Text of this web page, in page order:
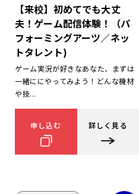
【来校】初めてでも大丈
夫！ゲーム配信体験！（パ
フォーミングアーツ／ネッ
トタレント)
ゲーム実況が好きなあなた、まずは
一緒ににやってみよう！どんな機材
や技...
申し込む 詳しく見る